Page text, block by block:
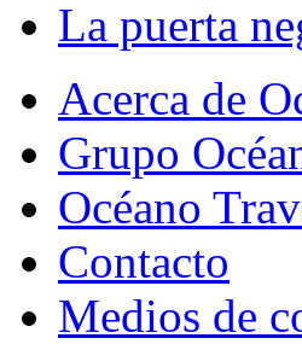
La puerta
Acerca de
Grupo
Océano
Contacto
Medios de